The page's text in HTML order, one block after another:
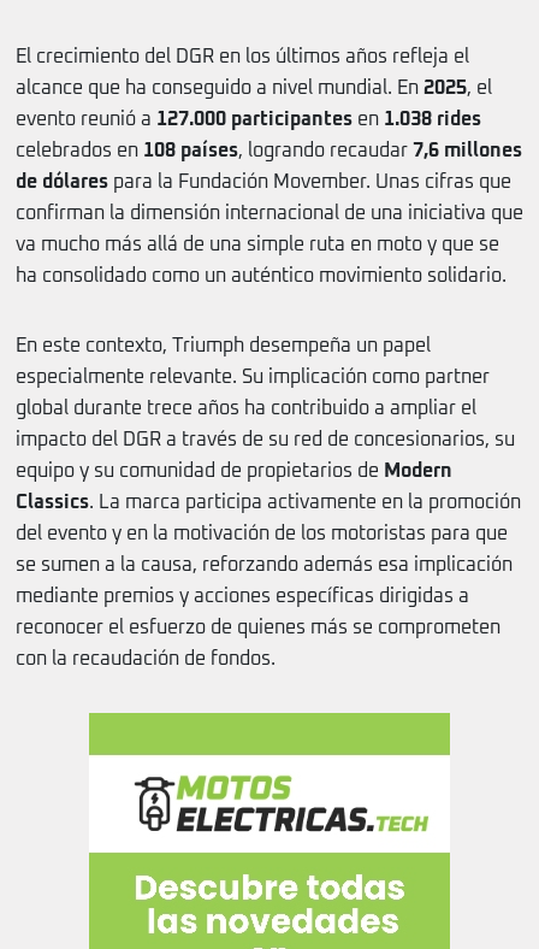
El crecimiento del DGR en los últimos años refleja el
alcance que ha conseguido a nivel mundial. En 2025, el
evento reunió a 127.000 participantes en 1.038 rides
celebrados en 108 países, logrando recaudar 7,6 millones
de dólares para la Fundación Movember. Unas cifras que
confirman la dimensión internacional de una iniciativa que
va mucho más allá de una simple ruta en moto y que se
ha consolidado como un auténtico movimiento solidario.
En este contexto, Triumph desempeña un papel
especialmente relevante. Su implicación como partner
global durante trece años ha contribuido a ampliar el
impacto del DGR a través de su red de concesionarios, su
equipo y su comunidad de propietarios de Modern
Classics. La marca participa activamente en la promoción
del evento y en la motivación de los motoristas para que
se sumen a la causa, reforzando además esa implicación
mediante premios y acciones específicas dirigidas a
reconocer el esfuerzo de quienes más se comprometen
con la recaudación de fondos.